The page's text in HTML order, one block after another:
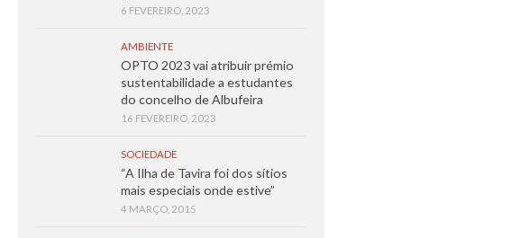
6 FEVEREIRO, 2023
AMBIENTE
OPTO 2023 vai atribuir prémio
sustentabilidade a estudantes
do concelho de Albufeira
16 FEVEREIRO, 2023
SOCIEDADE
“A Ilha de Tavira foi dos sítios
mais especiais onde estive”
4 MARÇO, 2015